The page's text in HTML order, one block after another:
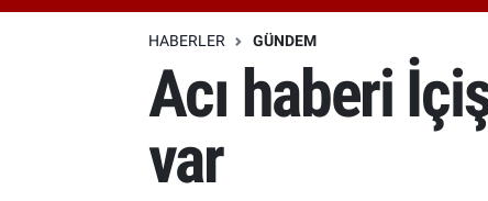
HABERLER GÜNDEM
Acı haberi
var
Özel Haberler
Özel Haberler
Haber Arşivi